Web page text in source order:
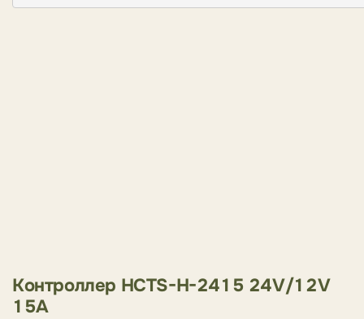
Контроллер HCTS-H-2415 24V/12V
15A